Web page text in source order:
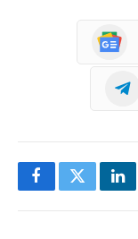
FacebookTwitter